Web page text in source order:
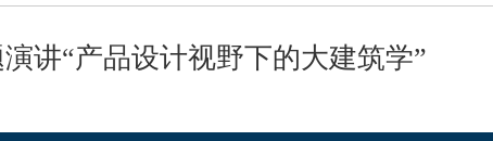
讲“产品设计视野下的大建筑学”